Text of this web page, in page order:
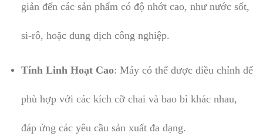
giản đến các sản phẩm có độ nhớt cao, như nước sốt,
si-rô, hoặc dung dịch công nghiệp.
Tính Linh Hoạt Cao: Máy có thể được điều chỉnh để
phù hợp với các kích cỡ chai và bao bì khác nhau,
đáp ứng các yêu cầu sản xuất đa dạng.